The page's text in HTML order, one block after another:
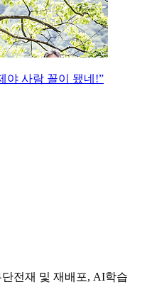
야 사람 꼴이 됐네!”
전재 및 재배포, AI학습